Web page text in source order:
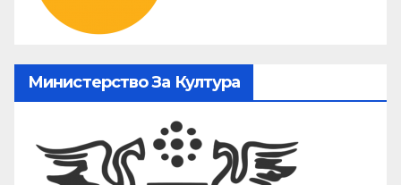
Министерство За Култура